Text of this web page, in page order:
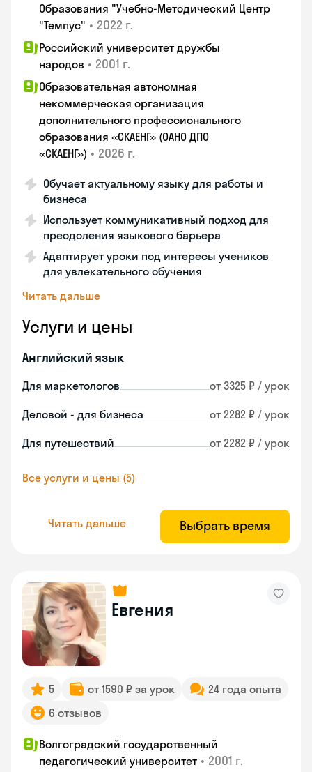
Образования "Учебно-Методический Центр
"Темпус" • 2022 г.
Российский университет дружбы
народов • 2001 г.
Образовательная автономная
некоммерческая организация
дополнительного профессионального
образования «СКАЕНГ» (ОАНО ДПО
«СКАЕНГ») • 2026 г.
Обучает актуальному языку для работы и
бизнеса
Использует коммуникативный подход для
преодоления языкового барьера
Адаптирует уроки под интересы учеников
для увлекательного обучения
Читать дальше
Услуги и цены
Английский язык
Для маркетологов от 3325 ₽ / урок
Деловой - для бизнеса от 2282 ₽ / урок
Для путешествий от 2282 ₽ / урок
Все услуги и цены (5)
Читать дальше Выбрать время
Евгения
5 от 1590 ₽ за урок
24 года опыта
6 отзывов
Волгоградский государственный
педагогический университет • 2001 г.